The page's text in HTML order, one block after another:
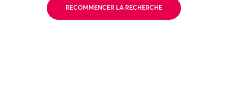
RECOMMENCER LA RECHERCHE